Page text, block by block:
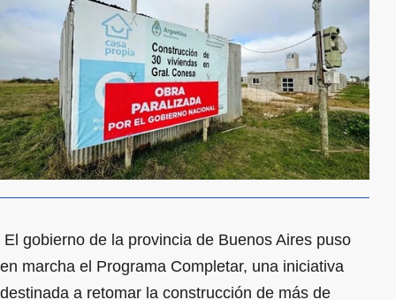
El gobierno de la provincia de Buenos Aires puso
en marcha el Programa Completar, una iniciativa
destinada a retomar la construcción de más de